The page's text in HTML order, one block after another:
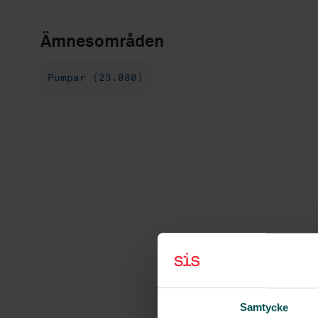
Samtycke
Ämnesområden
Pumpar (23.080)